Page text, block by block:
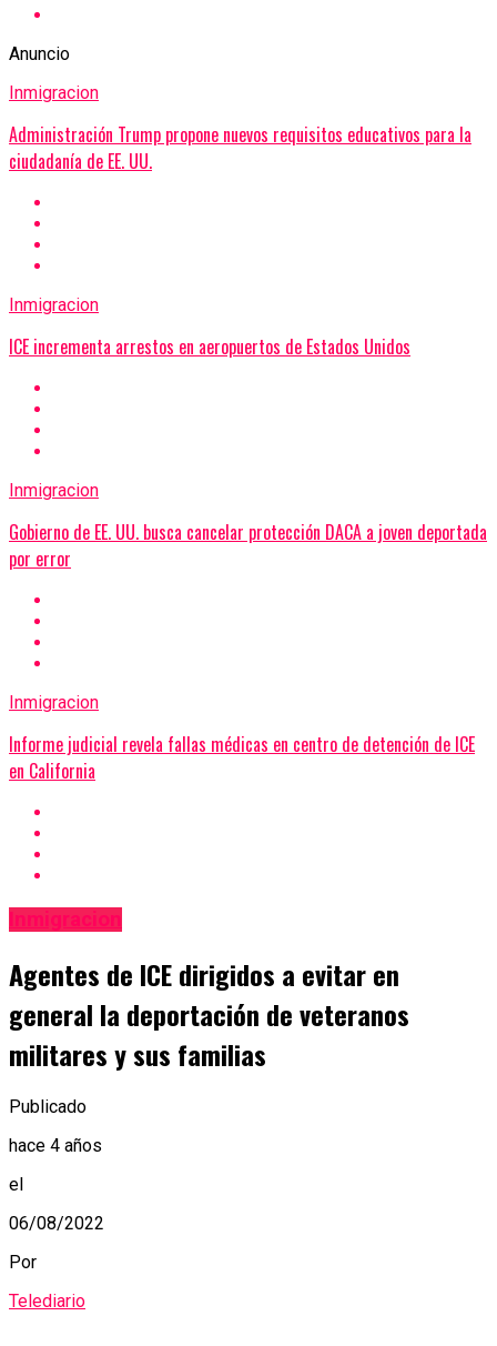
Anuncio
Inmigracion
Administración Trump propone nuevos requisitos educativos para la
ciudadanía de EE. UU.
Inmigracion
ICE incrementa arrestos en aeropuertos de Estados Unidos
Inmigracion
Gobierno de EE. UU. busca cancelar protección DACA a joven deportada
por error
Inmigracion
Informe judicial revela fallas médicas en centro de detención de ICE
en California
Inmigracion
Agentes de ICE dirigidos a evitar en
general la deportación de veteranos
militares y sus familias
Publicado
hace 4 años
el
06/08/2022
Por
Telediario